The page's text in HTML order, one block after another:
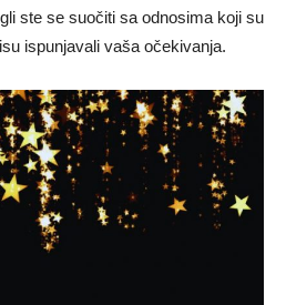
ste se suočiti sa odnosima koji su
ispunjavali vaša očekivanja.